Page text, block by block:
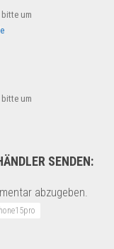
um
um
SENDEN:
abzugeben.